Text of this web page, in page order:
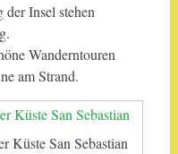
Insel stehen
Wanderntouren
am Strand.
Küste San Sebastian